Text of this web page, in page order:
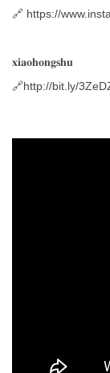
🔗 https://
𝐱𝐢𝐚𝐨𝐡𝐨𝐧𝐠𝐬𝐡𝐮
🔗http://bit.ly/